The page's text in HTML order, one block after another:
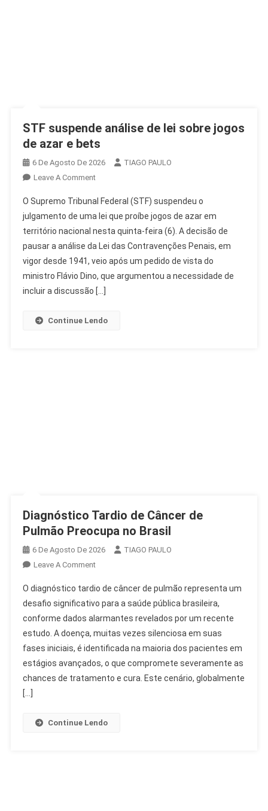
STF suspende análise de lei sobre jogos
de azar e bets
6 De Agosto De 2026
TIAGO PAULO
Leave A CommentOn
Suspende
Análise
De
Lei
Sobre
Jogos
De
O Supremo Tribunal Federal (STF) suspendeu o
julgamento de uma lei que proíbe jogos de azar em
território nacional nesta quinta-feira (6). A decisão de
pausar a análise da Lei das Contravenções Penais, em
vigor desde 1941, veio após um pedido de vista do
ministro Flávio Dino, que argumentou a necessidade de
incluir a discussão […]
Continue Lendo
Diagnóstico Tardio de Câncer de
Pulmão Preocupa no Brasil
6 De Agosto De 2026
TIAGO PAULO
Leave A CommentOn
Tardio
De
Câncer
De
Pulmão
Preocupa
O diagnóstico tardio de câncer de pulmão representa um
desafio significativo para a saúde pública brasileira,
conforme dados alarmantes revelados por um recente
estudo. A doença, muitas vezes silenciosa em suas
fases iniciais, é identificada na maioria dos pacientes em
estágios avançados, o que compromete severamente as
chances de tratamento e cura. Este cenário, globalmente
[…]
Continue Lendo